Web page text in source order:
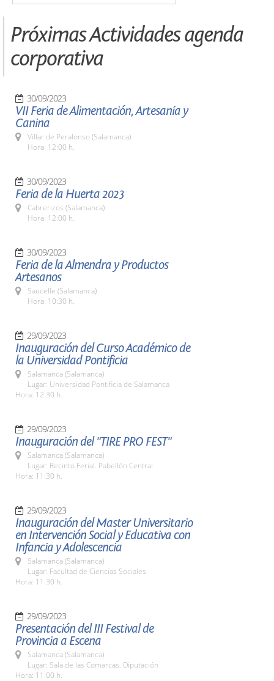
Próximas Actividades agenda
corporativa
30/09/2023
VII Feria de Alimentación, Artesanía y
Canina
Villar de Peralonso (Salamanca)
Hora: 12:00 h.
30/09/2023
Feria de la Huerta 2023
Cabrerizos (Salamanca)
Hora: 12:00 h.
30/09/2023
Feria de la Almendra y Productos
Artesanos
Saucelle (Salamanca)
Hora: 10:30 h.
29/09/2023
Inauguración del Curso Académico de
la Universidad Pontificia
Salamanca (Salamanca)
Lugar: Universidad Pontificia de Salamanca
Hora: 12:30 h.
29/09/2023
Inauguración del "TIRE PRO FEST"
Salamanca (Salamanca)
Lugar: Recinto Ferial. Pabellón Central
Hora: 11:30 h.
29/09/2023
Inauguración del Master Universitario
en Intervención Social y Educativa con
Infancia y Adolescencia
Salamanca (Salamanca)
Lugar: Facultad de Ciencias Sociales
Hora: 11:30 h.
29/09/2023
Presentación del III Festival de
Provincia a Escena
Salamanca (Salamanca)
Lugar: Sala de las Comarcas. Diputación
Hora: 11:00 h.